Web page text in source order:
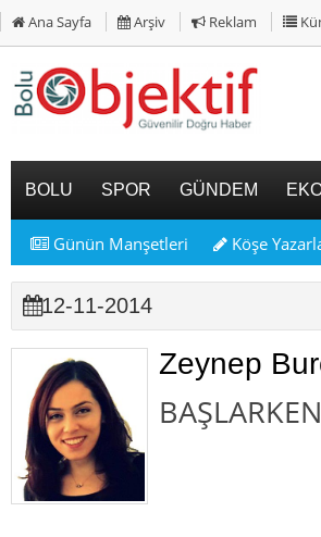
Ana Sayfa Arşiv Reklam
BOLU SPOR GÜNDEM
Günün Manşetleri Köşe
12-11-2014
Zeynep
BAŞLARKEN